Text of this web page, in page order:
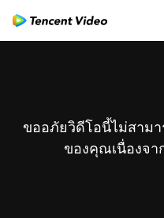
ขออภัยวิดีโอนี้ไม่สาม
ของคุณเนื่องจ